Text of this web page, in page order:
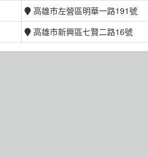
高雄市左營區明華一路191號
高雄市新興區七賢二路16號